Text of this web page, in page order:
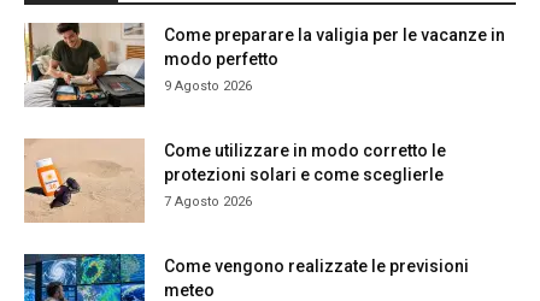
Come preparare la valigia per le vacanze in
modo perfetto
9 Agosto 2026
Come utilizzare in modo corretto le
protezioni solari e come sceglierle
7 Agosto 2026
Come vengono realizzate le previsioni
meteo